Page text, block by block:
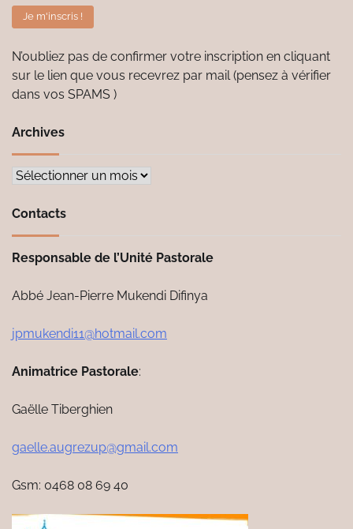
N’oubliez pas de confirmer votre inscription en cliquant
sur le lien que vous recevrez par mail (pensez à vérifier
dans vos SPAMS )
Archives
Archives
Contacts
Responsable de l’Unité Pastorale
Abbé Jean-Pierre Mukendi Difinya
jpmukendi11@hotmail.com
Animatrice Pastorale:
Gaëlle Tiberghien
gaelle.augrezup@gmail.com
Gsm: 0468 08 69 40